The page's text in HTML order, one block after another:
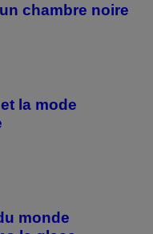
chambre noire
la mode
monde